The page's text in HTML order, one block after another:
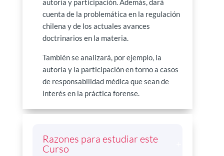
autoría y participación. Además, dará
cuenta de la problemática en la regulación
chilena y de los actuales avances
doctrinarios en la materia.
También se analizará, por ejemplo, la
autoría y la participación en torno a casos
de responsabilidad médica que sean de
interés en la práctica forense.
Razones para estudiar este
Curso